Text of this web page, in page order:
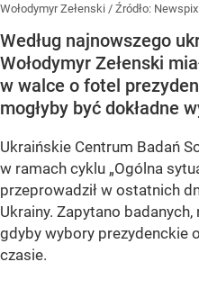
Wołodymyr Zełenski / Źródło:
Według najnowszego
Wołodymyr Zełenski
w walce o fotel
mogłyby być dokładne
Ukraińskie Centrum Badań
w ramach cyklu „Ogólna
przeprowadził w ostatnich
Ukrainy. Zapytano
gdyby wybory prezydenckie
czasie.